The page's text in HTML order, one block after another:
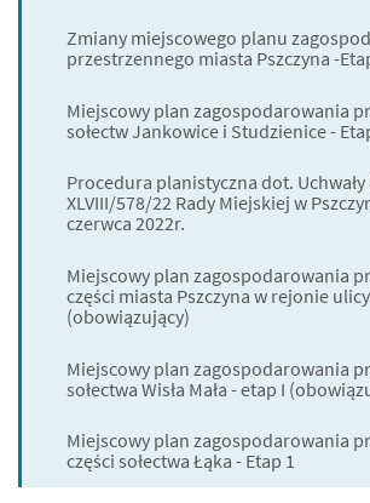
Zmiany miejscowego planu
przestrzennego miasta Pszczyna -
Miejscowy plan zagospodarowania
sołectw Jankowice i Studzienice -
Procedura planistyczna dot. Uchwały
XLVIII/578/22 Rady Miejskiej w
czerwca 2022r.
Miejscowy plan zagospodarowania
części miasta Pszczyna w rejonie
(obowiązujący)
Miejscowy plan zagospodarowania
sołectwa Wisła Mała - etap I
Miejscowy plan zagospodarowania
części sołectwa Łąka - Etap 1